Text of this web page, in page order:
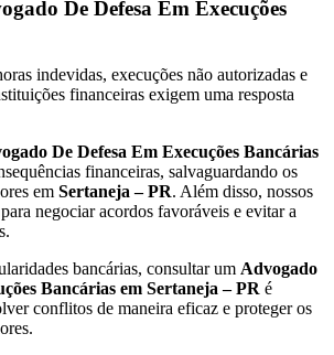
De Defesa Em Execuções
indevidas, execuções não autorizadas e
financeiras exigem uma resposta
De Defesa Em Execuções Bancárias
financeiras, salvaguardando os
em Sertaneja – PR. Além disso, nossos
negociar acordos favoráveis e evitar a
bancárias, consultar um Advogado
Bancárias em Sertaneja – PR é
conflitos de maneira eficaz e proteger os